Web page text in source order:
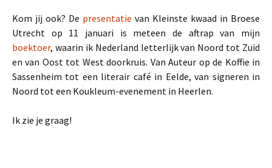
Kom jij ook? De presentatie van Kleinste kwaad in Broese
Utrecht op 11 januari is meteen de aftrap van mijn
boektoer, waarin ik Nederland letterlijk van Noord tot Zuid
en van Oost tot West doorkruis. Van Auteur op de Koffie in
Sassenheim tot een literair café in Eelde, van signeren in
Noord tot een Koukleum-evenement in Heerlen.
Ik zie je graag!